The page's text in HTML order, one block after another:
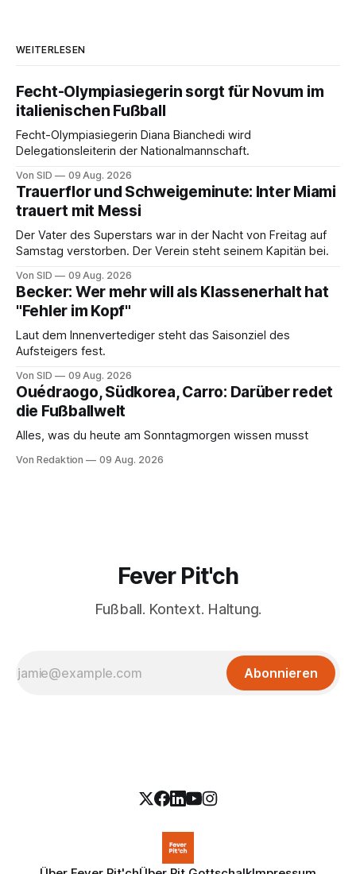
WEITERLESEN
Fecht-Olympiasiegerin sorgt für Novum im
italienischen Fußball
Fecht-Olympiasiegerin Diana Bianchedi wird
Delegationsleiterin der Nationalmannschaft.
Von SID 09 Aug. 2026
Trauerflor und Schweigeminute: Inter Miami
trauert mit Messi
Der Vater des Superstars war in der Nacht von Freitag auf
Samstag verstorben. Der Verein steht seinem Kapitän bei.
Von SID 09 Aug. 2026
Becker: Wer mehr will als Klassenerhalt hat
"Fehler im Kopf"
Laut dem Innenvertediger steht das Saisonziel des
Aufsteigers fest.
Von SID 09 Aug. 2026
Ouédraogo, Südkorea, Carro: Darüber redet
die Fußballwelt
Alles, was du heute am Sonntagmorgen wissen musst
Von Redaktion 09 Aug. 2026
Fever Pit'ch
Fußball. Kontext. Haltung.
Abonnieren